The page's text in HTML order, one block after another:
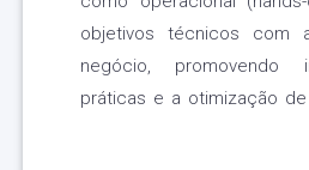
objetivos técnicos com
negócio, promovendo
práticas e a otimização